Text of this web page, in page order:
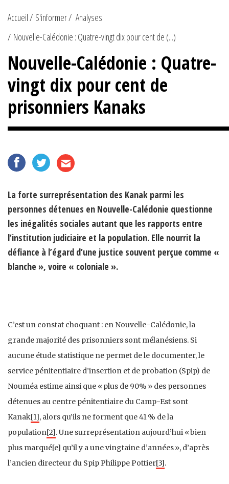
Accueil S'informer
Analyses
Nouvelle-Calédonie : Quatre-vingt dix pour cent de (...)
Nouvelle-Calédonie : Quatre-
vingt dix pour cent de
prisonniers Kanaks
La forte surreprésentation des Kanak parmi les
personnes détenues en Nouvelle-Calédonie questionne
les inégalités sociales autant que les rapports entre
l’institution judiciaire et la population. Elle nourrit la
défiance à l’égard d’une justice souvent perçue comme «
blanche », voire « coloniale ».
C’est un constat choquant : en Nouvelle-Calédonie, la
grande majorité des prisonniers sont mélanésiens. Si
aucune étude statistique ne permet de le documenter, le
service pénitentiaire d’insertion et de probation (Spip) de
Nouméa estime ainsi que « plus de 90% » des personnes
détenues au centre pénitentiaire du Camp-Est sont
Kanak[1], alors qu’ils ne forment que 41 % de la
population[2]. Une surreprésentation aujourd’hui « bien
plus marqué[e] qu’il y a une vingtaine d’années », d’après
l’ancien directeur du Spip Philippe Pottier[3].